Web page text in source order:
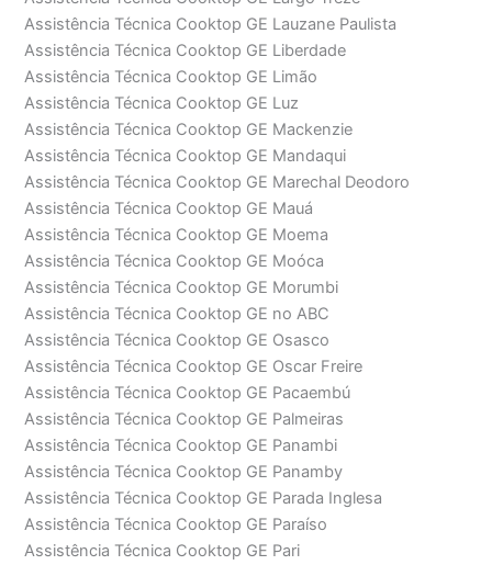
Assistência Técnica Cooktop GE Lauzane Paulista
Assistência Técnica Cooktop GE Liberdade
Assistência Técnica Cooktop GE Limão
Assistência Técnica Cooktop GE Luz
Assistência Técnica Cooktop GE Mackenzie
Assistência Técnica Cooktop GE Mandaqui
Assistência Técnica Cooktop GE Marechal Deodoro
Assistência Técnica Cooktop GE Mauá
Assistência Técnica Cooktop GE Moema
Assistência Técnica Cooktop GE Moóca
Assistência Técnica Cooktop GE Morumbi
Assistência Técnica Cooktop GE no ABC
Assistência Técnica Cooktop GE Osasco
Assistência Técnica Cooktop GE Oscar Freire
Assistência Técnica Cooktop GE Pacaembú
Assistência Técnica Cooktop GE Palmeiras
Assistência Técnica Cooktop GE Panambi
Assistência Técnica Cooktop GE Panamby
Assistência Técnica Cooktop GE Parada Inglesa
Assistência Técnica Cooktop GE Paraíso
Assistência Técnica Cooktop GE Pari